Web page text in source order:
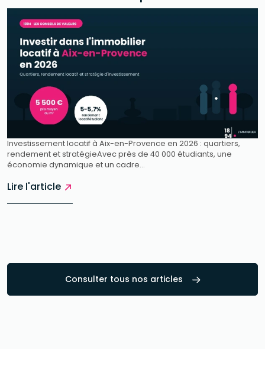
rendement et stratégie
Investissement locatif à Aix-en-Provence en 2026 : quartiers,
rendement et stratégieAvec près de 40 000 étudiants, une
économie dynamique et un cadre...
Lire l'article
Consulter tous nos articles